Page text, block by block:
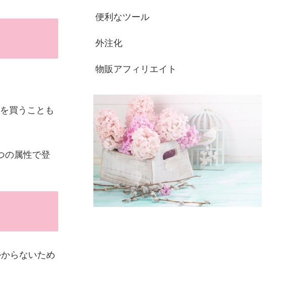
買うことも
の属性で登
らないため
便利なツール
外注化
物販アフィリエイト